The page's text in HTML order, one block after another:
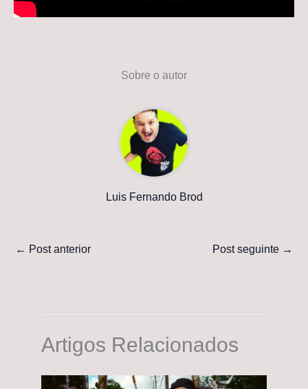
Sobre o autor
Luis Fernando Brod
← Post anterior Post seguinte →
Artigos Relacionados